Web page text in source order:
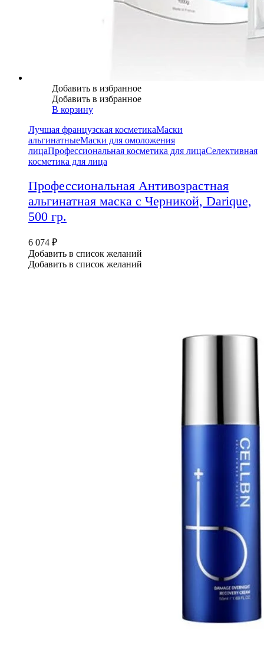
Добавить в избранное
Добавить в избранное
В корзину
Лучшая французская косметикаМаски
альгинатныеМаски для омоложения
лицаПрофессиональная косметика для лицаСелективная
косметика для лица
Профессиональная Антивозрастная
альгинатная маска с Черникой, Darique,
500 гр.
6 074 ₽
Добавить в список желаний
Добавить в список желаний